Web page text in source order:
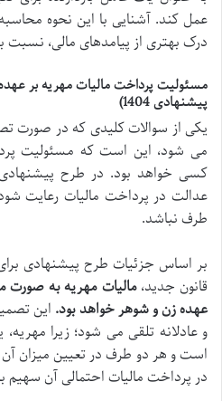
عمل کند. آشنایی با این نحوه
درک بهتری از پیامدهای مالی، نسبت
مسئولیت پرداخت مالیات مهریه بر
پیشنهادی 1404)
یکی از سوالات کلیدی که در صورت
می شود، این است که مسئولیت
کسی خواهد بود. در طرح
عدالت در پرداخت مالیات رعایت
طرف نباشد.
قانون جدید،
عهده زن و شوهر خواهد بود. این
و عادلانه تلقی می شود؛ زیرا
است و هر دو طرف در تعیین میزان آن
در پرداخت مالیات احتمالی آن سهیم